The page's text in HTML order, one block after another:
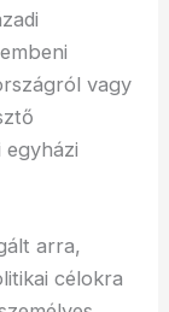
vagy
egyházi
arra,
célokra